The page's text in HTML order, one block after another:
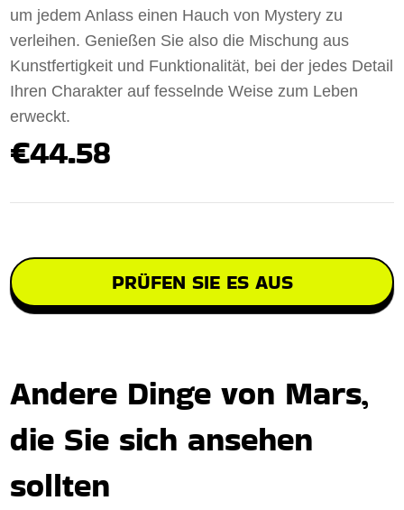
um jedem Anlass einen Hauch von Mystery zu
verleihen. Genießen Sie also die Mischung aus
Kunstfertigkeit und Funktionalität, bei der jedes Detail
Ihren Charakter auf fesselnde Weise zum Leben
erweckt.
€44.58
PRÜFEN SIE ES AUS
Andere Dinge von Mars,
die Sie sich ansehen
sollten